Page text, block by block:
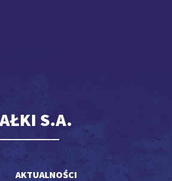
S.A.
AKTUALNOŚCI